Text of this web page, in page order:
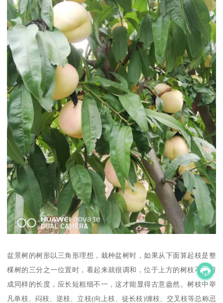
盆景树的树形以三角形理想，栽种盆树时，如果从下面算起枝是整
棵树的三分之一位置时，看起来就很调和，位于上方的树枝不要剪
成同样的长度，应长短粗细不一，这才能显得古意盎然。树枝中举
凡单枝、闷枝、逆枝、立枝(向上枝、徒长枝)缠枝、交叉枝等总称忌